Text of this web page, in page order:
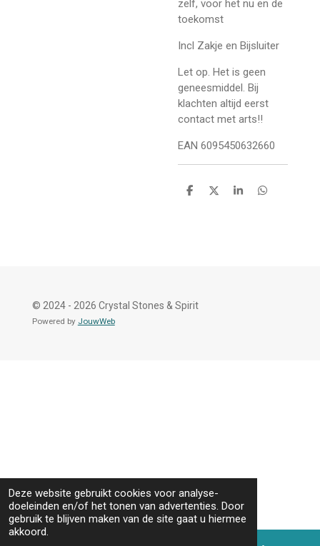
Deze website gebruikt cookies voor analyse-
doeleinden en/of het tonen van advertenties. Door
gebruik te blijven maken van de site gaat u hiermee
akkoord.
zelf, voor het nu en de
toekomst
Incl Zakje en Bijsluiter
Let op. Het is geen
geneesmiddel. Bij
klachten altijd eerst
contact met arts!!
EAN 6095450632660
D
D
S
D
© 2024 - 2026 Crystal Stones & Spirit
Powered by JouwWeb